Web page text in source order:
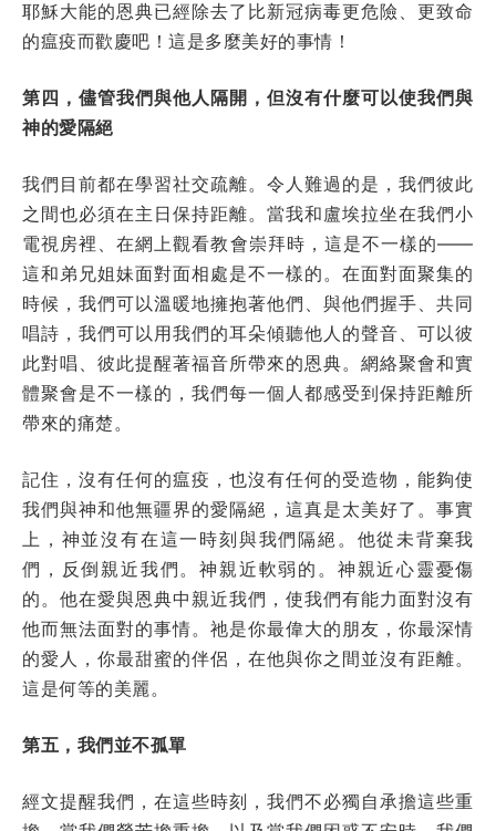
耶穌大能的恩典已經除去了比新冠病毒更危險、更致命
的瘟疫而歡慶吧！這是多麼美好的事情！
第四，儘管我們與他人隔開，但沒有什麼可以使我們與
神的愛隔絕
我們目前都在學習社交疏離。令人難過的是，我們彼此
之間也必須在主日保持距離。當我和盧埃拉坐在我們小
電視房裡、在網上觀看教會崇拜時，這是不一樣的——
這和弟兄姐妹面對面相處是不一樣的。在面對面聚集的
時候，我們可以溫暖地擁抱著他們、與他們握手、共同
唱詩，我們可以用我們的耳朵傾聽他人的聲音、可以彼
此對唱、彼此提醒著福音所帶來的恩典。網絡聚會和實
體聚會是不一樣的，我們每一個人都感受到保持距離所
帶來的痛楚。
記住，沒有任何的瘟疫，也沒有任何的受造物，能夠使
我們與神和他無疆界的愛隔絕，這真是太美好了。事實
上，神並沒有在這一時刻與我們隔絕。他從未背棄我
們，反倒親近我們。神親近軟弱的。神親近心靈憂傷
的。他在愛與恩典中親近我們，使我們有能力面對沒有
他而無法面對的事情。祂是你最偉大的朋友，你最深情
的愛人，你最甜蜜的伴侶，在他與你之間並沒有距離。
這是何等的美麗。
第五，我們並不孤單
經文提醒我們，在這些時刻，我們不必獨自承擔這些重